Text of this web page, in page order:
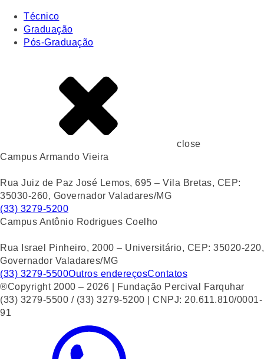
Técnico
Graduação
Pós-Graduação
close
Campus Armando Vieira
Rua Juiz de Paz José Lemos, 695 – Vila Bretas, CEP:
35030-260, Governador Valadares/MG
(33) 3279-5200
Campus Antônio Rodrigues Coelho
Rua Israel Pinheiro, 2000 – Universitário, CEP: 35020-220,
Governador Valadares/MG
(33) 3279-5500Outros endereçosContatos
®Copyright 2000 – 2026 | Fundação Percival Farquhar
(33) 3279-5500 / (33) 3279-5200 | CNPJ: 20.611.810/0001-
91